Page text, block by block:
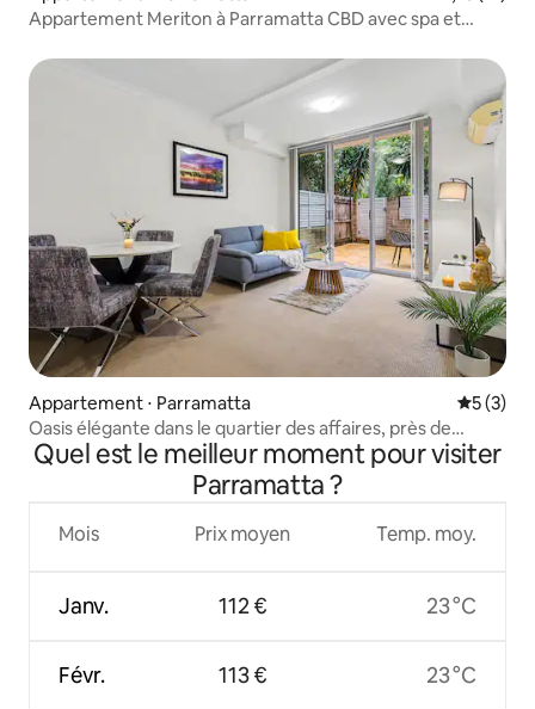
Appartement Meriton à Parramatta CBD avec spa et
Appartement ⋅ Parramatta
5 (3)
Oasis élégante dans le quartier des affaires, près de
Westfield | Parking sécurisé
Quel est le meilleur moment pour visiter
Parramatta ?
Mois
Janv.
Févr.
Prix moyen
112 €
113 €
Temp. moy.
23 °C
23 °C